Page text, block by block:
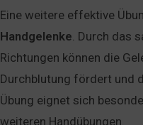
Eine weitere effektive
Handgelenke. Durch das
Richtungen können die
Durchblutung fördert und
Übung eignet sich
weiteren Handübungen.